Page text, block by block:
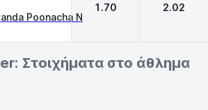
Poonacha N
1.70 2.02
Στοιχήματα στο άθλημα